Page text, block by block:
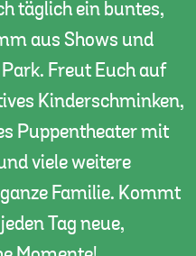
täglich ein buntes,
aus Shows und
Freut Euch auf
Kinderschminken,
Puppentheater mit
viele weitere
Familie. Kommt
Tag neue,